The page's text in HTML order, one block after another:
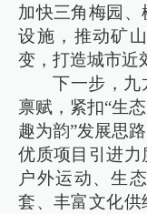
加快三角梅园
设施，推动矿
变，打造城市近
下一步，九
禀赋，紧扣“生
趣为韵”发展思
优质项目引进力
户外运动、生
套、丰富文化